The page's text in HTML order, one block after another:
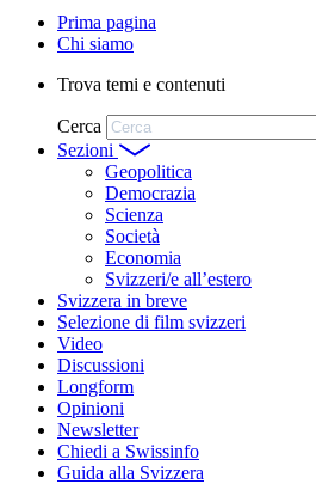
Prima pagina
Chi siamo
Trova temi e contenuti
Cerca
Sezioni
Geopolitica
Democrazia
Scienza
Società
Economia
Svizzeri/e all’estero
Svizzera in breve
Selezione di film svizzeri
Video
Discussioni
Longform
Opinioni
Newsletter
Chiedi a Swissinfo
Guida alla Svizzera